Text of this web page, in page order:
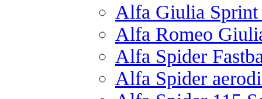
Alfa Giulia Sprint
Alfa Romeo
Alfa Spider
Alfa Spider